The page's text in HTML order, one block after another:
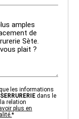
les informations
dans le
relation
plus en
*